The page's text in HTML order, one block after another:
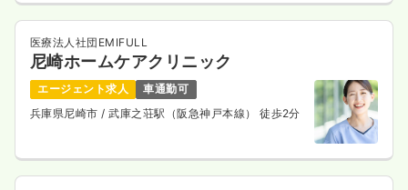
医療法人社団EMIFULL
尼崎ホームケアクリニック
エージェント求人
車通勤可
兵庫県尼崎市 / 武庫之荘駅（阪急神戸本線） 徒歩2分